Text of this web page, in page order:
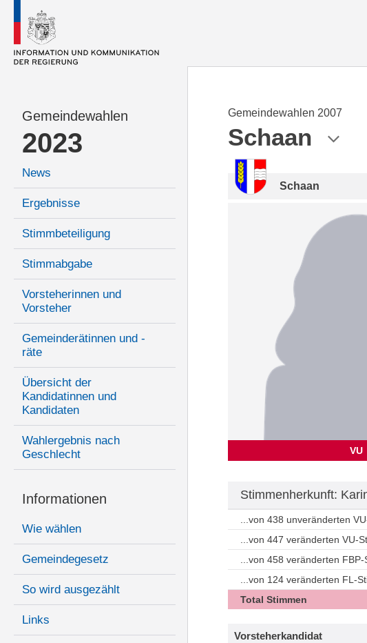
Gemeindewahlen
2023
News
Ergebnisse
Stimmbeteiligung
Stimmabgabe
Vorsteherinnen und
Vorsteher
Gemeinderätinnen und -
räte
Übersicht der
Kandidatinnen und
Kandidaten
Wahlergebnis nach
Geschlecht
Informationen
Wie wählen
Gemeindegesetz
So wird ausgezählt
Links
Gemeindewahlen 2007
Schaan
Schaan
VU
Stimmenherkunft:
...von 438 unveränderten
...von 447 veränderten VU-
...von 458 veränderten
...von 124 veränderten FL-
Total Stimmen
Vorsteherkandidat